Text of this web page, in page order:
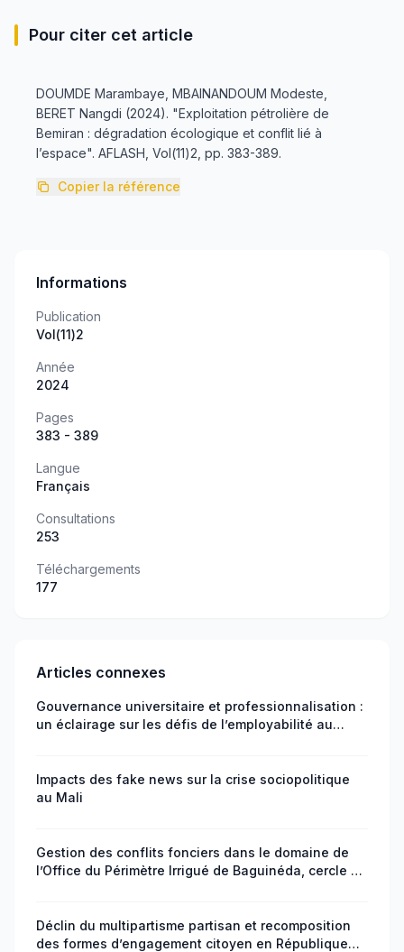
Pour citer cet article
DOUMDE Marambaye, MBAINANDOUM Modeste,
BERET Nangdi (2024). "Exploitation pétrolière de
Bemiran : dégradation écologique et conflit lié à
l’espace". AFLASH, Vol(11)2, pp. 383-389.
Copier la référence
Informations
Publication
Vol(11)2
Année
2024
Pages
383 - 389
Langue
Français
Consultations
253
Téléchargements
177
Articles connexes
Gouvernance universitaire et professionnalisation :
un éclairage sur les défis de l’employabilité au
Impacts des fake news sur la crise sociopolitique
au Mali
Gestion des conflits fonciers dans le domaine de
l’Office du Périmètre Irrigué de Baguinéda, cercle de
Déclin du multipartisme partisan et recomposition
des formes d’engagement citoyen en République